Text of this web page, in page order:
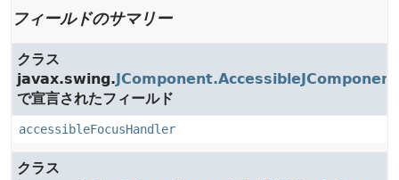
フィールドのサマリー
クラス
javax.swing.JComponent.AccessibleJComponent
で宣言されたフィールド
accessibleFocusHandler
クラス